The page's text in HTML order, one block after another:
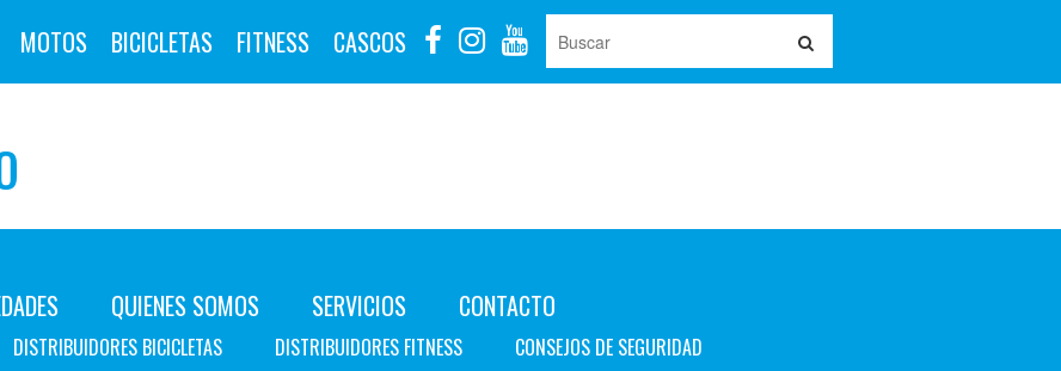
MOTOS BICICLETAS FITNESS CASCOS
QUIENES SOMOS SERVICIOS CONTACTO
DISTRIBUIDORES BICICLETAS DISTRIBUIDORES FITNESS CONSEJOS DE SEGURIDAD